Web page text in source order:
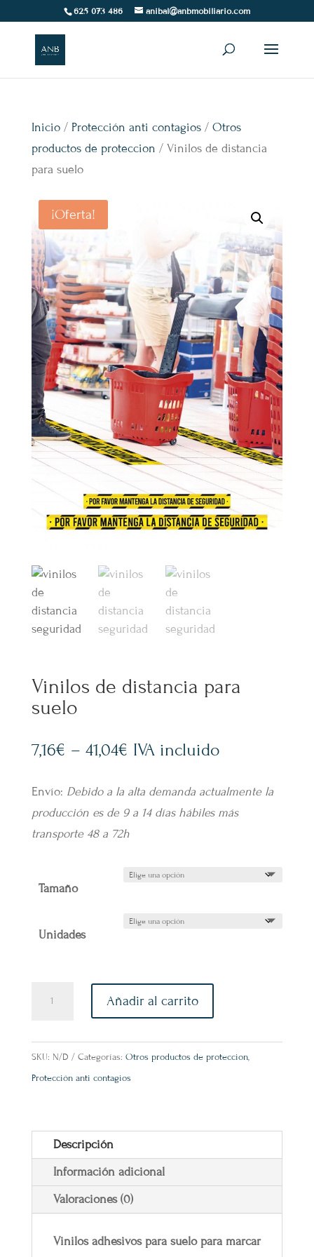
625 073 486 anibal@anbmobiliario.com
Inicio/ Protección anti contagios/ Otros
productos de proteccion / Vinilos de distancia
para suelo
¡Oferta!
Vinilos de distancia para
suelo
7,16€ – 41,04€ IVA incluido
Envío: Debido a la alta demanda actualmente la
producción es de 9 a 14 días hábiles más
transporte 48 a 72h
Tamaño
Unidades
para
suelo
Añadir al carrito
SKU: N/D Categorías: Otros productos de proteccion,
Protección anti contagios
Descripción
Información adicional
Valoraciones (0)
Vinilos adhesivos para suelo para marcar